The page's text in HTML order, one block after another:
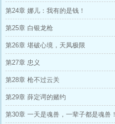
第24章 娜儿：我有的是钱！
第25章 白银龙枪
第26章 堪破心境，天凤极限
第27章 忠义
第28章 枪不过云关
第29章 薛定谔的赌约
第30章 一天是魂兽，一辈子都是魂兽！